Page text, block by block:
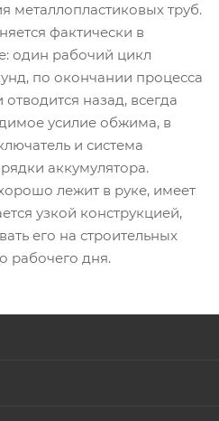
металлопластиковых труб.
фактически в
один рабочий цикл
по окончании процесса
назад, всегда
усилие обжима, в
и система
аккумулятора.
лежит в руке, имеет
узкой конструкцией,
его на строительных
рабочего дня.